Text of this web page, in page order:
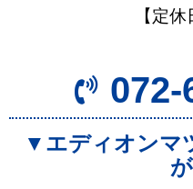
【定
072-
▼エディオンマ